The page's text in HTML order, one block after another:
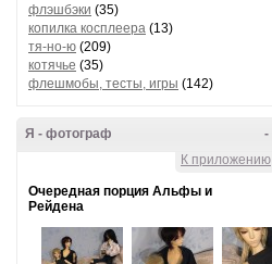
флэшбэки (35)
копилка косплеера (13)
тя-но-ю (209)
котячье (35)
флешмобы, тесты, игры (142)
-
Я - фотограф
К приложению
Очередная порция Альфы и
Рейдена